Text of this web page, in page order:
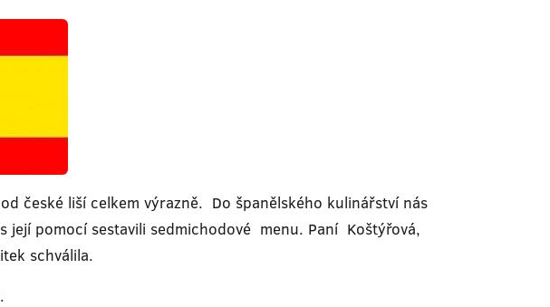
české liší celkem výrazně. Do španělského kulinářství nás
pomocí sestavili sedmichodové menu. Paní Koštýřová,
schválila.